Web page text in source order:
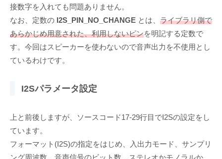
接数字を入れても問題ありません。
なお、定数の I2S_PIN_NO_CHANGE とは、 ライブラリ側で
あらかじめ用意された、利用しないピンを明記する定数で
す。今回はスピーカーを使わないので音声出力を不使用とし
ているわけです。
I2Sパラメータ設定
上と前後しますが、ソースコード17-29行目でI2Sの設定をし
ています。
フォーマット(I2S)の指定をはじめ、入出力モード、サンプリ